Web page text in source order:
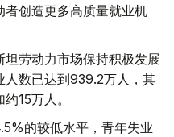
创造更多高质量就业机
劳动力市场保持积极发展
人数已达到939.2万人，其
15万人。
的较低水平，青年失业